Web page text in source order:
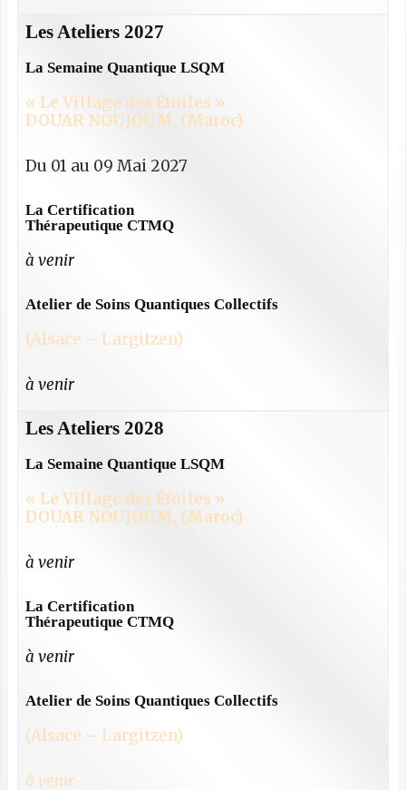
Les Ateliers 2027
La Semaine Quantique LSQM
« Le Village des Étoiles »
DOUAR NOUJOUM, (Maroc)
Du 01 au 09 Mai 2027
La Certification
Thérapeutique CTMQ
à venir
Atelier de Soins Quantiques Collectifs
(Alsace – Largitzen)
à venir
Les Ateliers 2028
La Semaine Quantique LSQM
« Le Village des Étoiles »
DOUAR NOUJOUM, (Maroc)
à venir
La Certification
Thérapeutique CTMQ
à venir
Atelier de Soins Quantiques Collectifs
(Alsace – Largitzen)
à venir